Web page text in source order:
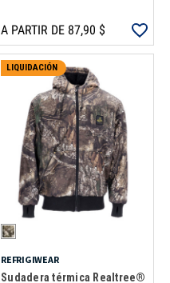
A PARTIR DE 87,90 $
LIQUIDACIÓN
REFRIGIWEAR
Sudadera térmica Realtree®